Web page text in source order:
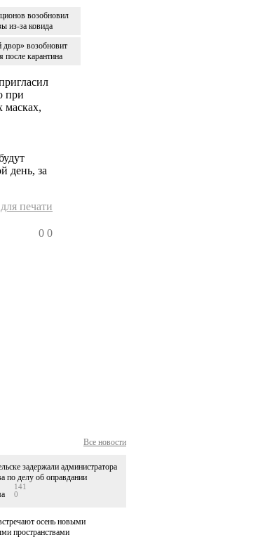
возобновил
из-за ковида
возобновит
после карантина
при
масках,
день, за
печати
0 0
Все новости
задержали администратора
по делу об оправдании
141
0
осень новыми
пространствами